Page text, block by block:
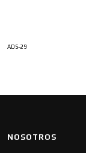
ADS-29
NOSOTROS